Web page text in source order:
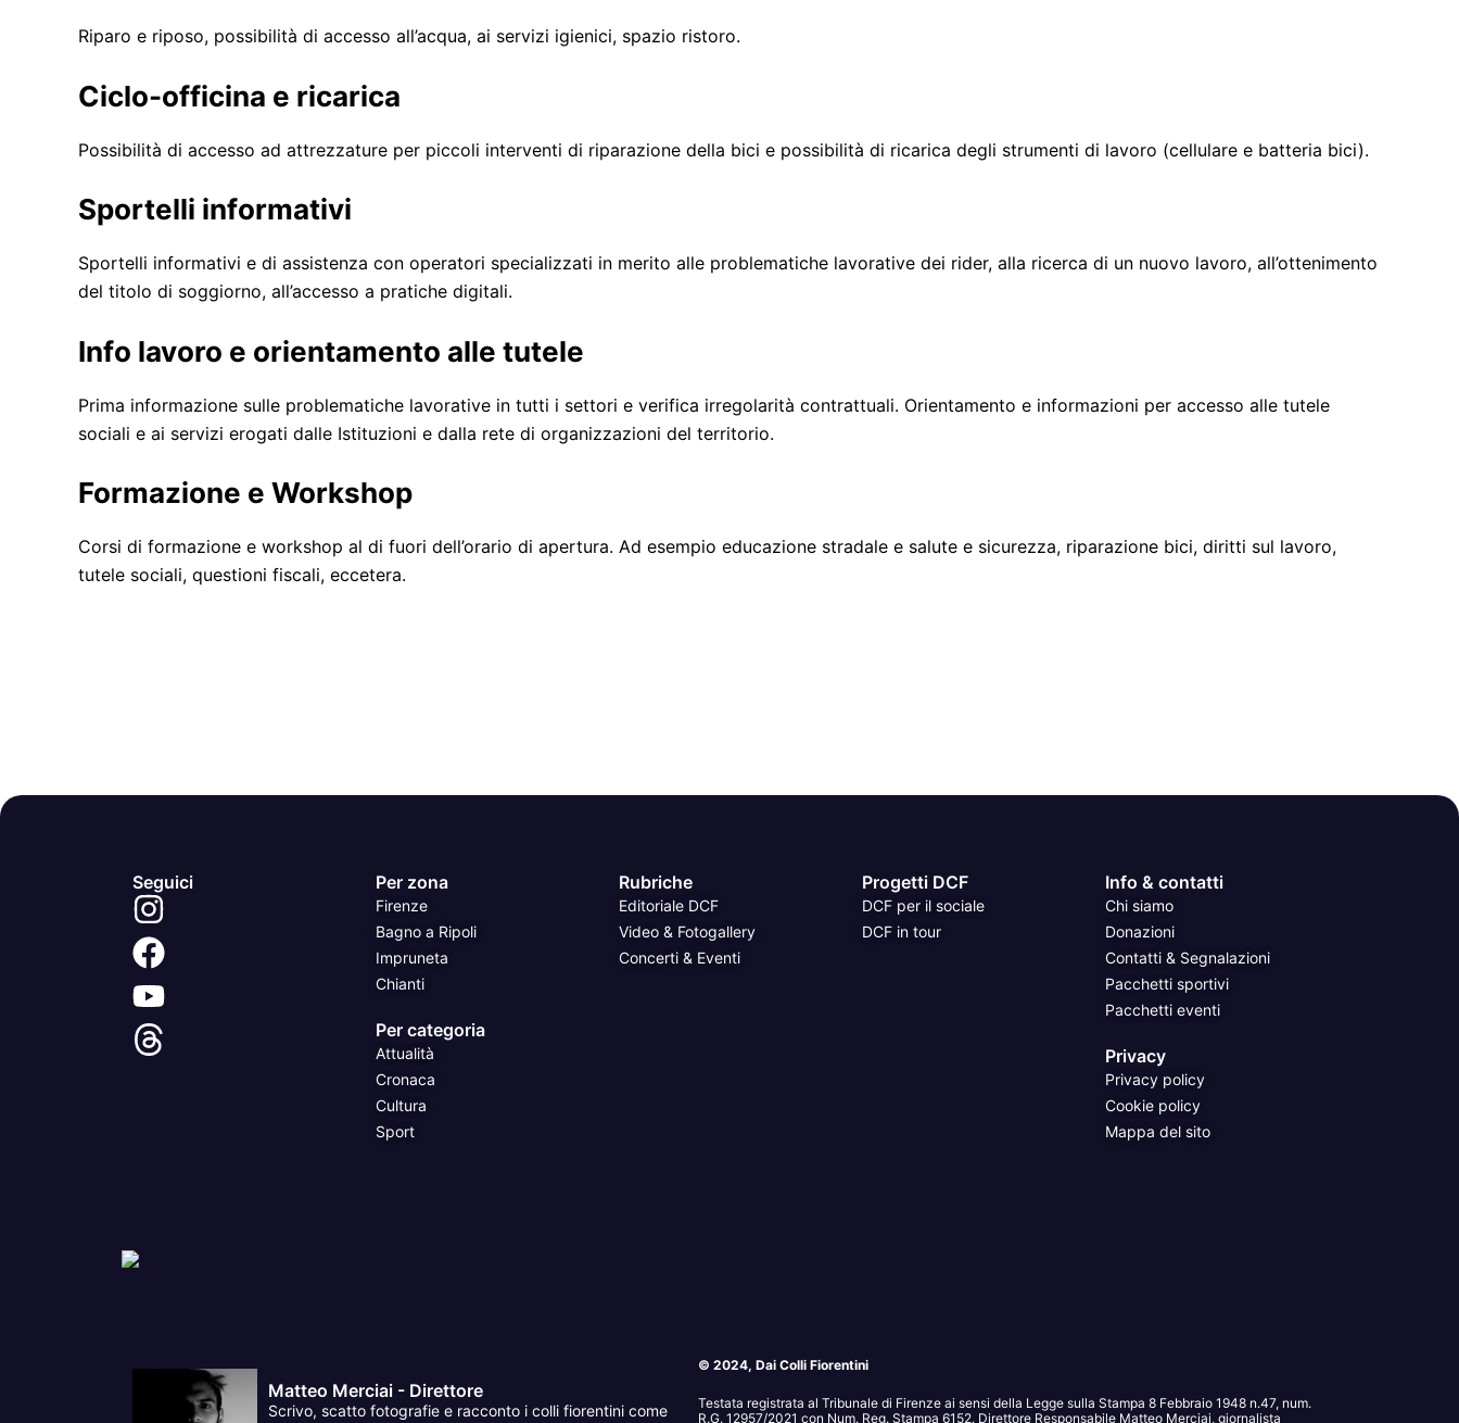
Riparo e riposo, possibilità di accesso all’acqua, ai servizi igienici, spazio ristoro.
Ciclo-officina e ricarica
Possibilità di accesso ad attrezzature per piccoli interventi di riparazione della bici e possibilità di ricarica degli strumenti di lavoro (cellulare e batteria bici).
Sportelli informativi
Sportelli informativi e di assistenza con operatori specializzati in merito alle problematiche lavorative dei rider, alla ricerca di un nuovo lavoro, all’ottenimento
del titolo di soggiorno, all’accesso a pratiche digitali.
Info lavoro e orientamento alle tutele
Prima informazione sulle problematiche lavorative in tutti i settori e verifica irregolarità contrattuali. Orientamento e informazioni per accesso alle tutele
sociali e ai servizi erogati dalle Istituzioni e dalla rete di organizzazioni del territorio.
Formazione e Workshop
Corsi di formazione e workshop al di fuori dell’orario di apertura. Ad esempio educazione stradale e salute e sicurezza, riparazione bici, diritti sul lavoro,
tutele sociali, questioni fiscali, eccetera.
Seguici Per zona
Firenze
Bagno a Ripoli
Impruneta
Chianti
Per categoria
Attualità
Cronaca
Cultura
Sport
Rubriche
Editoriale DCF
Video & Fotogallery
Concerti & Eventi
Progetti DCF
DCF per il sociale
DCF in tour
Info & contatti
Chi siamo
Donazioni
Contatti & Segnalazioni
Pacchetti sportivi
Pacchetti eventi
Privacy
Privacy policy
Cookie policy
Mappa del sito
Matteo Merciai - Direttore
Scrivo, scatto fotografie e racconto i colli fiorentini come
© 2024, Dai Colli Fiorentini
Testata registrata al Tribunale di Firenze ai sensi della Legge sulla Stampa 8 Febbraio 1948 n.47, num.
R.G. 12957/2021 con Num. Reg. Stampa 6152. Direttore Responsabile Matteo Merciai, giornalista